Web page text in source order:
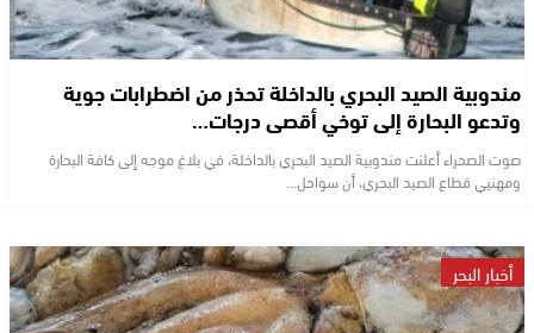
مندوبية الصيد البحري بالداخلة تحذر من اضطرابات جوية
وتدعو البحارة إلى توخي أقصى درجات…
صوت الصحراء أعلنت مندوبية الصيد البحري بالداخلة، في بلاغ موجه إلى كافة البحارة
ومهنيي قطاع الصيد البحري، أن سواحل…
أخبار البحر